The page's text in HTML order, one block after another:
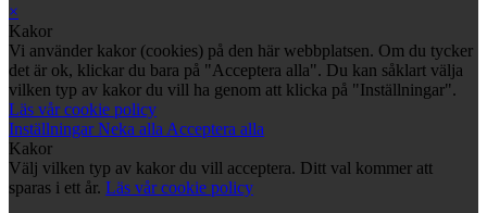
×
Kakor
Vi använder kakor (cookies) på den här webbplatsen. Om du tycker
det är ok, klickar du bara på "Acceptera alla". Du kan såklart välja
vilken typ av kakor du vill ha genom att klicka på "Inställningar".
Läs vår cookie policy
InställningarNeka alla Acceptera alla
Kakor
Välj vilken typ av kakor du vill acceptera. Ditt val kommer att
sparas i ett år. Läs vår cookie policy